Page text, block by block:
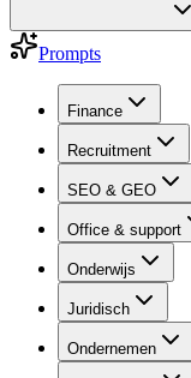
Prompts
Finance
Recruitment
SEO & GEO
Office & support
Onderwijs
Juridisch
Ondernemen